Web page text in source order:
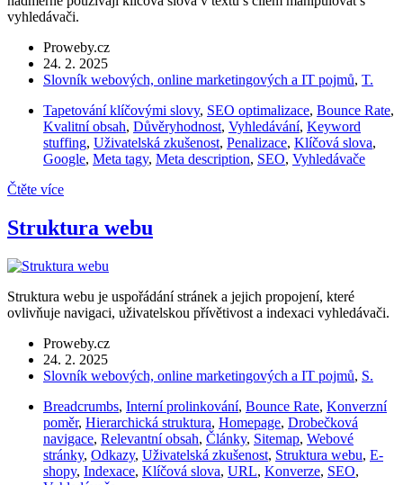
vyhledávači.
Proweby.cz
24. 2. 2025
Slovník webových, online marketingových a IT pojmů, T.
Tapetování klíčovými slovy, SEO optimalizace, Bounce Rate,
Kvalitní obsah, Důvěryhodnost, Vyhledávání, Keyword
stuffing, Uživatelská zkušenost, Penalizace, Klíčová slova,
Google, Meta tagy, Meta description, SEO, Vyhledávače
Čtěte více
Struktura webu
Struktura webu je uspořádání stránek a jejich propojení, které
ovlivňuje navigaci, uživatelskou přívětivost a indexaci vyhledávači.
Proweby.cz
24. 2. 2025
Slovník webových, online marketingových a IT pojmů, S.
Breadcrumbs, Interní prolinkování, Bounce Rate, Konverzní
poměr, Hierarchická struktura, Homepage, Drobečková
navigace, Relevantní obsah, Články, Sitemap, Webové
stránky, Odkazy, Uživatelská zkušenost, Struktura webu, E-
shopy, Indexace, Klíčová slova, URL, Konverze, SEO,